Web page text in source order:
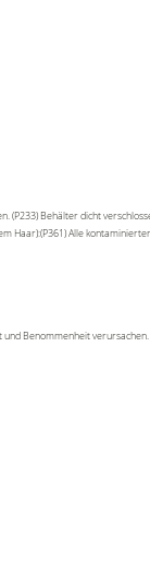
Behälter dicht
Alle
Benommenheit